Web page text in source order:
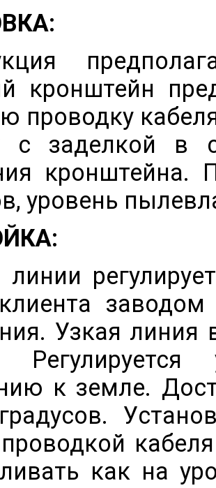
кронштейн
проводку
с заделкой в
кронштейна.
уровень
Узкая
к земле.
как на